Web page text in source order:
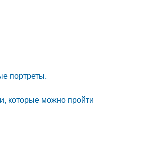
портреты.
которые можно пройти